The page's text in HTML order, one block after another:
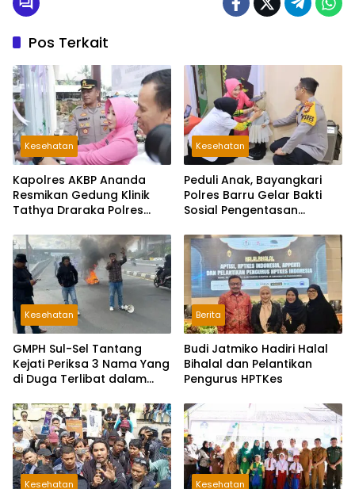
Pos Terkait
Kesehatan
Kapolres AKBP Ananda
Resmikan Gedung Klinik
Tathya Draraka Polres
Kesehatan
Peduli Anak, Bayangkari
Polres Barru Gelar Bakti
Sosial Pengentasan
Kesehatan
GMPH Sul-Sel Tantang
Kejati Periksa 3 Nama Yang
di Duga Terlibat dalam
Toraja
Berita
Budi Jatmiko Hadiri Halal
Bihalal dan Pelantikan
Pengurus HPTKes
Kesehatan Kesehatan